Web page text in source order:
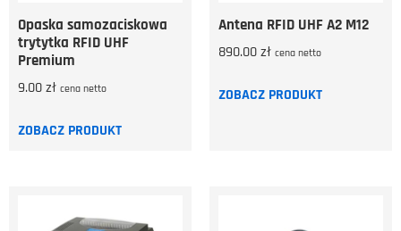
Opaska samozaciskowa
trytytka RFID UHF
Premium
9.00zł cena netto
ZOBACZ PRODUKT
Antena RFID UHF A2 M12
890.00zł cena netto
ZOBACZ PRODUKT